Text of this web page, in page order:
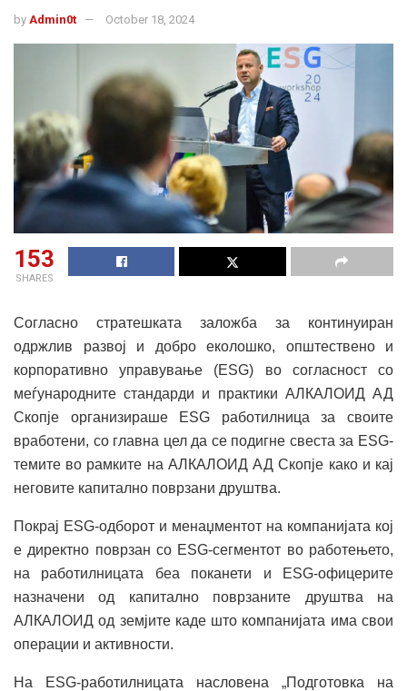
by Admin0t October 18, 2024
153
SHARES
Согласно стратешката заложба за континуиран
одржлив развој и добро еколошко, општествено и
корпоративно управување (ESG) во согласност со
меѓународните стандарди и практики АЛКАЛОИД АД
Скопје организираше ESG работилница за своите
вработени, со главна цел да се подигне свеста за ESG-
темите во рамките на АЛКАЛОИД АД Скопје како и кај
неговите капитално поврзани друштва.
Покрај ESG-одборот и менаџментот на компанијата кој
е директно поврзан со ESG-сегментот во работењето,
на работилницата беа поканети и ESG-офицерите
назначени од капитално поврзаните друштва на
АЛКАЛОИД од земјите каде што компанијата има свои
операции и активности.
На ESG-работилницата насловена „Подготовка на